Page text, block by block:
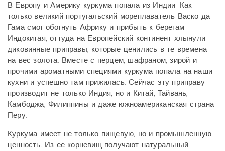
В Европу и Америку куркума попала из Индии. Как
только великий португальский мореплаватель Васко да
Гама смог обогнуть Африку и прибыть к берегам
Индокитая, оттуда на Европейский континент хлынули
диковинные приправы, которые ценились в те времена
на вес золота. Вместе с перцем, шафраном, зирой и
прочими ароматными специями куркума попала на наши
кухни и успешно там прижилась. Сейчас эту приправу
производит не только Индия, но и Китай, Тайвань,
Камбоджа, Филиппины и даже южноамериканская страна
Перу.
Куркума имеет не только пищевую, но и промышленную
ценность. Из ее корневищ получают натуральный